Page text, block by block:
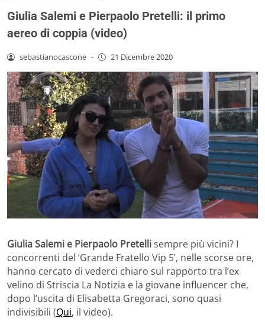
Giulia Salemi e Pierpaolo Pretelli: il primo
aereo di coppia (video)
sebastianocascone - 21 Dicembre 2020
Giulia Salemi e Pierpaolo Pretellisempre più vicini? I
concorrenti del ‘Grande Fratello Vip 5’, nelle scorse ore,
hanno cercato di vederci chiaro sul rapporto tra l’ex
velino di Striscia La Notizia e la giovane influencer che,
dopo l’uscita di Elisabetta Gregoraci, sono quasi
indivisibili (Qui, il video).